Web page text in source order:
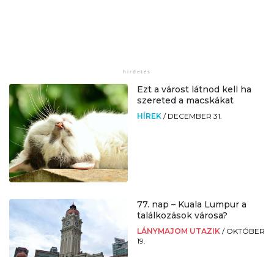
Ezt a várost látnod kell ha
szereted a macskákat
HÍREK / DECEMBER 31.
77. nap – Kuala Lumpur a
találkozások városa?
LÁNYMAJOM UTAZIK / OKTÓBER
19.